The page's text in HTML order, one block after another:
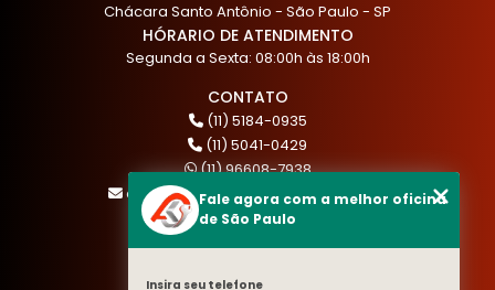
Chácara Santo Antônio - São Paulo - SP
HÓRARIO DE ATENDIMENTO
Segunda a Sexta: 08:00h às 18:00h
CONTATO
(11) 5184-0935
(11) 5041-0429
(11) 96608-7938
atendimento@akautocenter.com.br
MENU
Fale agora com a melhor oficina
de São Paulo
Insira seu telefone